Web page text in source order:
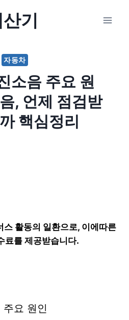
기
자동차
소음 주요 원
, 언제 점검받
핵심정리
스 활동의 일환으로, 이에따른
료를 제공받습니다.
요 원인